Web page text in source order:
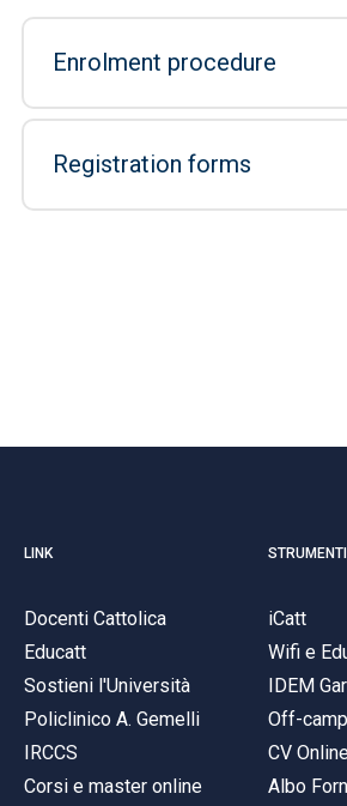
Enrolment procedure
Registration forms
LINK
Docenti Cattolica
Educatt
Sostieni l'Università
Policlinico A. Gemelli
IRCCS
Corsi e master online
STRUMENTI
iCatt
Wifi e
IDEM
Off-
CV
Albo